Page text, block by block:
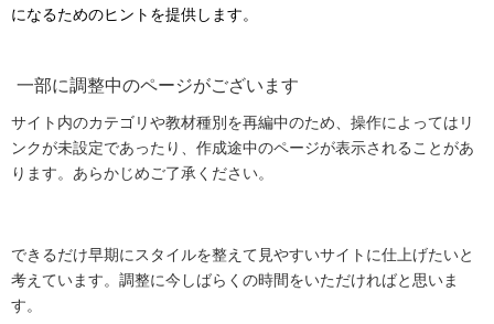
になるためのヒントを提供します。
一部に調整中のページがございます
サイト内のカテゴリや教材種別を再編中のため、操作によってはリ
ンクが未設定であったり、作成途中のページが表示されることがあ
ります。あらかじめご了承ください。
できるだけ早期にスタイルを整えて見やすいサイトに仕上げたいと
考えています。調整に今しばらくの時間をいただければと思いま
す。